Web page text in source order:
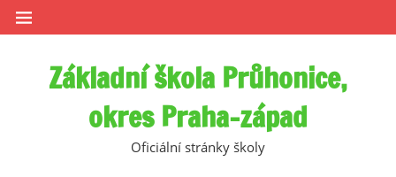
Skip
to
Základní škola Průhonice,
okres Praha-západ
Oficiální stránky školy